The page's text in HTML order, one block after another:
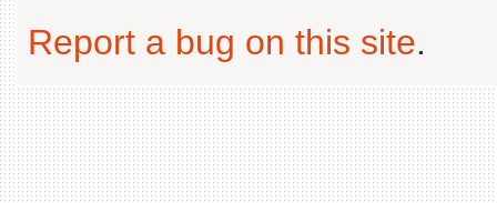
Report a bug on this site.